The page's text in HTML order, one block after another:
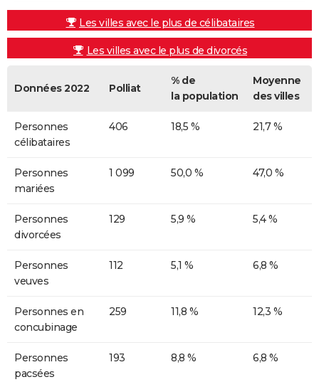
Les villes avec le plus de célibataires
Les villes avec le plus de divorcés
Données 2022 Polliat
% de
la population
Moyenne
des villes
Personnes
célibataires
406 18,5 % 21,7 %
Personnes
mariées
1 099 50,0 % 47,0 %
Personnes
divorcées
129 5,9 % 5,4 %
Personnes
veuves
112 5,1 % 6,8 %
Personnes en
concubinage
259 11,8 % 12,3 %
Personnes
pacsées
193 8,8 % 6,8 %